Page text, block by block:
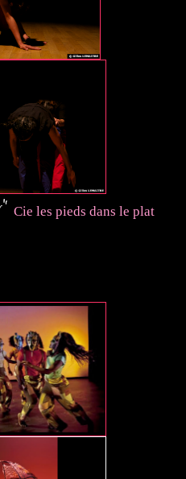
Cie les pieds dans le plat